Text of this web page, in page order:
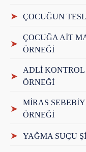
➤ ÇOCUĞUN
➤
ÇOCUĞA AİT
ÖRNEĞİ
➤
ADLİ
ÖRNEĞİ
➤
MİRAS
ÖRNEĞİ
➤ YAĞMA SUÇU